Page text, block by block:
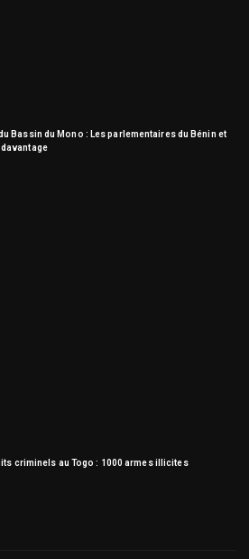
Bassin du Mono : Les parlementaires du Bénin et
davantage
criminels au Togo : 1000 armes illicites